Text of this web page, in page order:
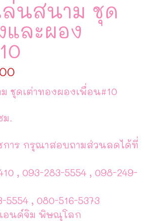
ล่นสนาม ชุด
และผอง
ชุดเต่าทองผองเพื่อน#10
ม.
การ กรุณาสอบถามส่วนลดได้ที่
, 093-283-5554 , 098-249-
5554 , 080-516-5373
อนด์จิม พิษณุโลก